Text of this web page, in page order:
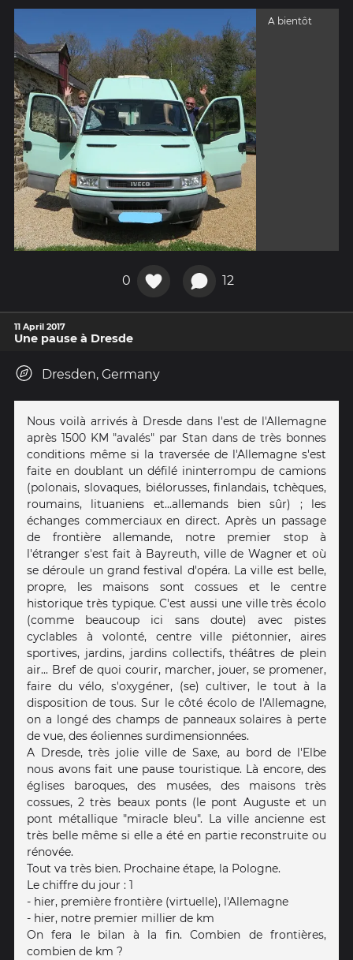
A bientôt
0 12
11 April 2017
Une pause à Dresde
Dresden, Germany
Nous voilà arrivés à Dresde dans l'est de l'Allemagne
après 1500 KM "avalés" par Stan dans de très bonnes
conditions même si la traversée de l'Allemagne s'est
faite en doublant un défilé ininterrompu de camions
(polonais, slovaques, biélorusses, finlandais, tchèques,
roumains, lituaniens et...allemands bien sûr) ; les
échanges commerciaux en direct. Après un passage
de frontière allemande, notre premier stop à
l'étranger s'est fait à Bayreuth, ville de Wagner et où
se déroule un grand festival d'opéra. La ville est belle,
propre, les maisons sont cossues et le centre
historique très typique. C'est aussi une ville très écolo
(comme beaucoup ici sans doute) avec pistes
cyclables à volonté, centre ville piétonnier, aires
sportives, jardins, jardins collectifs, théâtres de plein
air... Bref de quoi courir, marcher, jouer, se promener,
faire du vélo, s'oxygéner, (se) cultiver, le tout à la
disposition de tous. Sur le côté écolo de l'Allemagne,
on a longé des champs de panneaux solaires à perte
de vue, des éoliennes surdimensionnées.
A Dresde, très jolie ville de Saxe, au bord de l'Elbe
nous avons fait une pause touristique. Là encore, des
églises baroques, des musées, des maisons très
cossues, 2 très beaux ponts (le pont Auguste et un
pont métallique "miracle bleu". La ville ancienne est
très belle même si elle a été en partie reconstruite ou
rénovée.
Tout va très bien. Prochaine étape, la Pologne.
Le chiffre du jour : 1
- hier, première frontière (virtuelle), l'Allemagne
- hier, notre premier millier de km
On fera le bilan à la fin. Combien de frontières,
combien de km ?